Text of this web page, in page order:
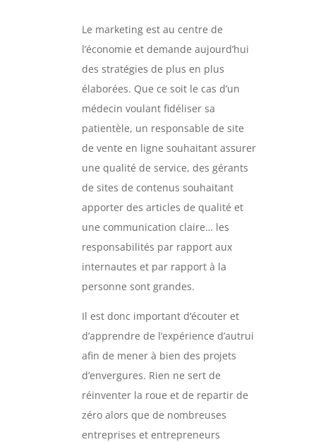
Le marketing est au centre de
l’économie et demande aujourd’hui
des stratégies de plus en plus
élaborées. Que ce soit le cas d’un
médecin voulant fidéliser sa
patientèle, un responsable de site
de vente en ligne souhaitant assurer
une qualité de service, des gérants
de sites de contenus souhaitant
apporter des articles de qualité et
une communication claire… les
responsabilités par rapport aux
internautes et par rapport à la
personne sont grandes.
Il est donc important d’écouter et
d’apprendre de l’expérience d’autrui
afin de mener à bien des projets
d’envergures. Rien ne sert de
réinventer la roue et de repartir de
zéro alors que de nombreuses
entreprises et entrepreneurs